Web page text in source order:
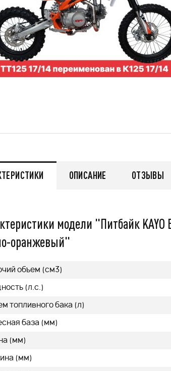
479 000
ОПИСАНИЕ ОТЗЫВЫ
модели "Питбайк KAYO
оранжевый"
объем (см3)
(л.с.)
топливного бака (л)
база (мм)
(мм)
(мм)